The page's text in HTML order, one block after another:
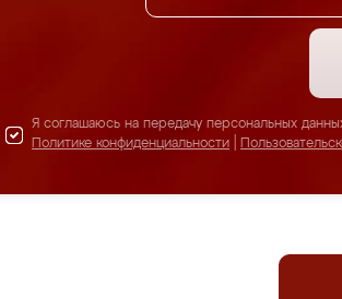
Я соглашаюсь на передачу персональных
Политике конфиденциальности